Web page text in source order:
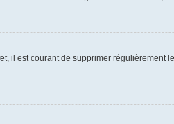
il est courant de supprimer